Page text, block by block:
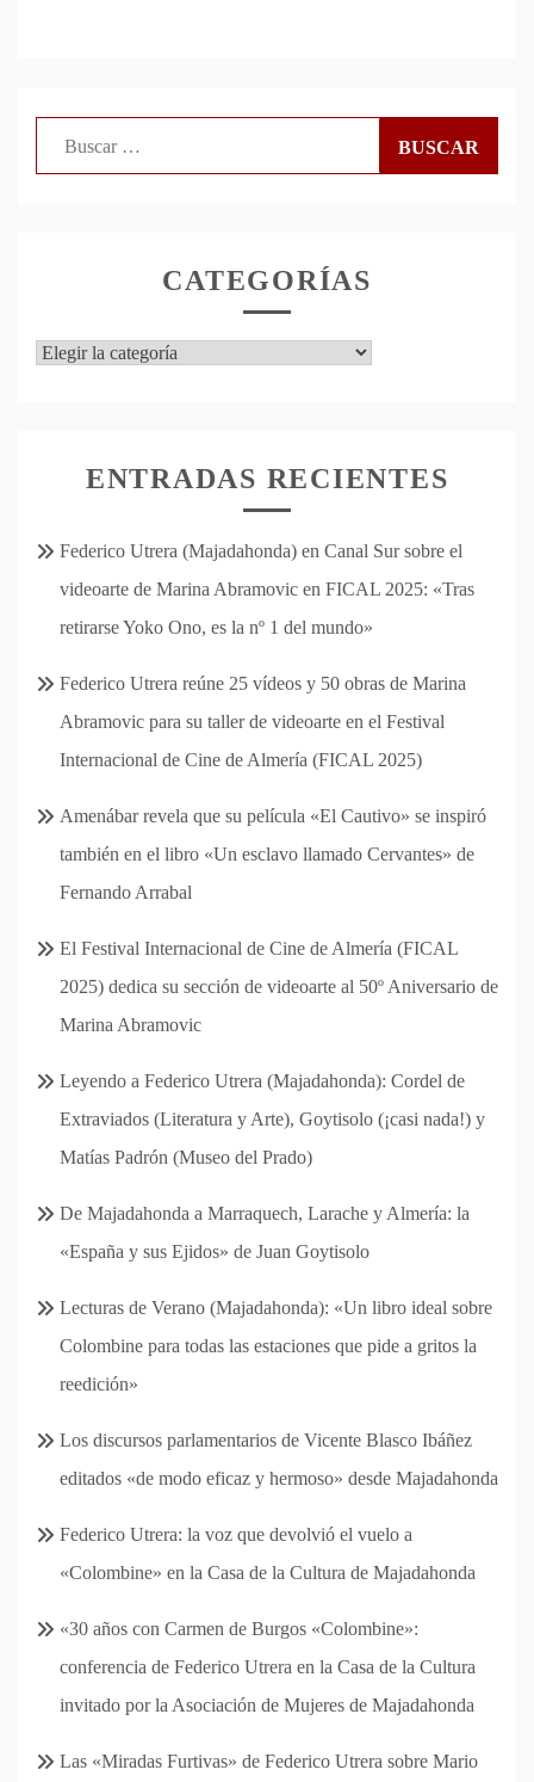
CATEGORÍAS
Categorías
ENTRADAS RECIENTES
Federico Utrera (Majadahonda) en Canal Sur sobre el
videoarte de Marina Abramovic en FICAL 2025: «Tras
retirarse Yoko Ono, es la nº 1 del mundo»
Federico Utrera reúne 25 vídeos y 50 obras de Marina
Abramovic para su taller de videoarte en el Festival
Internacional de Cine de Almería (FICAL 2025)
Amenábar revela que su película «El Cautivo» se inspiró
también en el libro «Un esclavo llamado Cervantes» de
Fernando Arrabal
El Festival Internacional de Cine de Almería (FICAL
2025) dedica su sección de videoarte al 50º Aniversario de
Marina Abramovic
Leyendo a Federico Utrera (Majadahonda): Cordel de
Extraviados (Literatura y Arte), Goytisolo (¡casi nada!) y
Matías Padrón (Museo del Prado)
De Majadahonda a Marraquech, Larache y Almería: la
«España y sus Ejidos» de Juan Goytisolo
Lecturas de Verano (Majadahonda): «Un libro ideal sobre
Colombine para todas las estaciones que pide a gritos la
reedición»
Los discursos parlamentarios de Vicente Blasco Ibáñez
editados «de modo eficaz y hermoso» desde Majadahonda
Federico Utrera: la voz que devolvió el vuelo a
«Colombine» en la Casa de la Cultura de Majadahonda
«30 años con Carmen de Burgos «Colombine»:
conferencia de Federico Utrera en la Casa de la Cultura
invitado por la Asociación de Mujeres de Majadahonda
Las «Miradas Furtivas» de Federico Utrera sobre Mario